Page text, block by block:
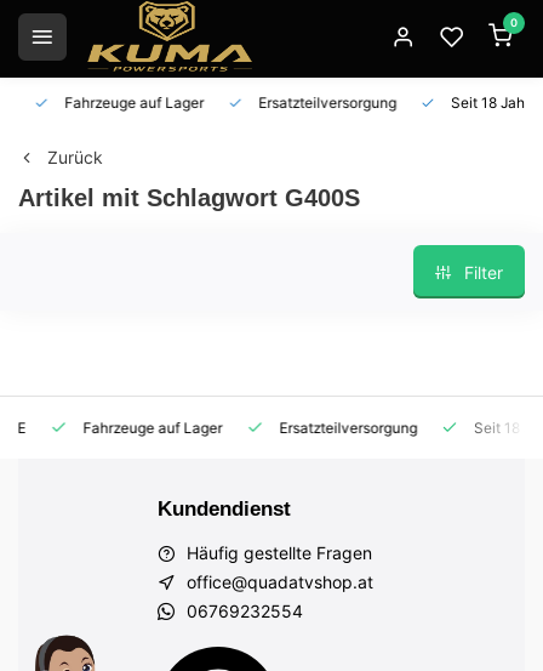
0
Fahrzeuge auf Lager Ersatzteilversorgung Seit 18 Jahren
Zurück
Artikel mit Schlagwort G400S
Filter
Fahrzeuge auf Lager Ersatzteilversorgung Seit 18
Kundendienst
Häufig gestellte Fragen
office@quadatvshop.at
06769232554